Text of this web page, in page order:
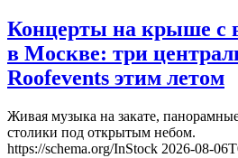
Концерты на крыше с
в Москве: три
Roofevents этим летом
Живая музыка на закате,
столики под открытым небом.
https://schema.org/InStock 2026-08-